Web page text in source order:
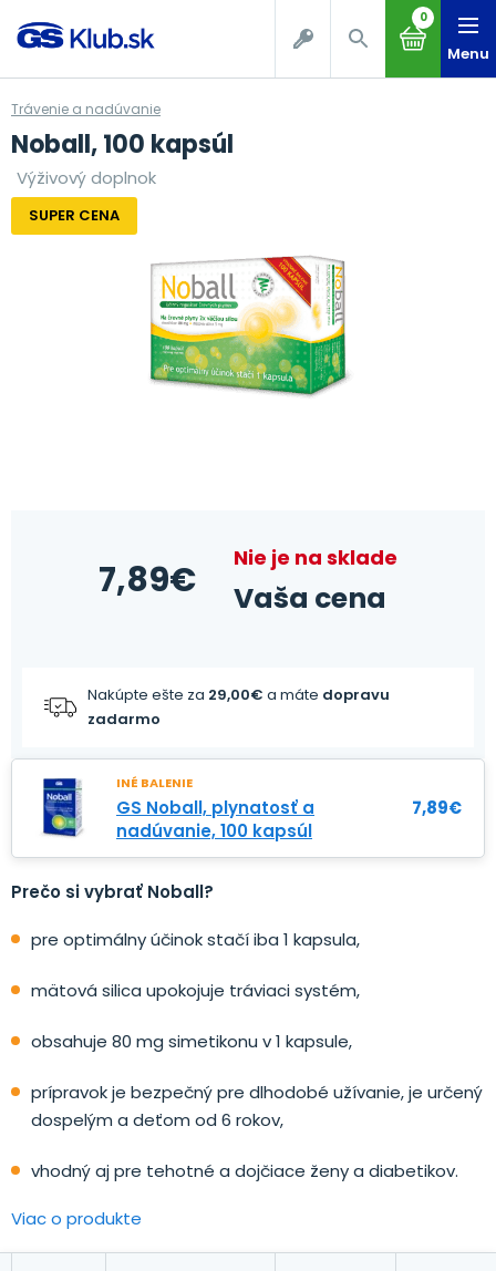
0
Menu
Trávenie a nadúvanie
Noball, 100 kapsúl
Výživový doplnok
SUPER CENA
7,89€ Nie je na sklade
Vaša cena
Nakúpte ešte za 29,00€ a máte dopravu
zadarmo
INÉ BALENIE
GS Noball, plynatosť a
nadúvanie, 100 kapsúl
7,89€
Prečo si vybrať Noball?
pre optimálny účinok stačí iba 1 kapsula,
mätová silica upokojuje tráviaci systém,
obsahuje 80 mg simetikonu v 1 kapsule,
prípravok je bezpečný pre dlhodobé užívanie, je určený
dospelým a deťom od 6 rokov,
vhodný aj pre tehotné a dojčiace ženy a diabetikov.
Viac o produkte